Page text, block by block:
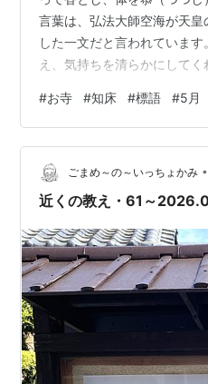
言葉は、弘法大師空海が天
した一文だと言われていま
え、気持ちを清らかにして
和ませる花のように、天皇は
時代を築かれた」というも
はありますが、お香と花は
ます。 また、当たり前では
を与える相手を選びません。
#お寺 #知床 #標語 #5月
ごまめ～の～いっちょかみ •
近くの教え・61～